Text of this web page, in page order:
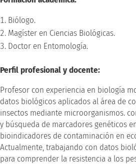
Biólogo.
Magíster en Ciencias Biológicas.
Doctor en Entomología.
Perfil profesional y docente:
Profesor con experiencia en biología
datos biológicos aplicados al área de
insectos mediante microorganismos.
y búsqueda de marcadores genéticos
bioindicadores de contaminación en
Actualmente, trabajando con datos
para comprender la resistencia a los